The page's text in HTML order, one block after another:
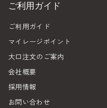
ご利用ガイド
ご利用ガイド
マイレージポイント
大口注文のご案内
会社概要
採用情報
お問い合わせ